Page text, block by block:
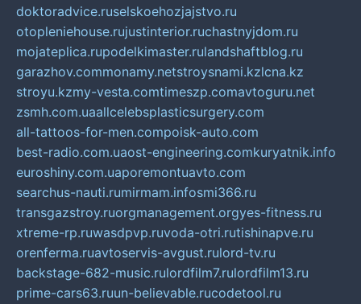
doktoradvice.ruselskoehozjajstvo.ru
otopleniehouse.rujustinterior.ruchastnyjdom.ru
mojateplica.rupodelkimaster.rulandshaftblog.ru
garazhov.commonamy.netstroysnami.kzlcna.kz
stroyu.kzmy-vesta.comtimeszp.comavtoguru.net
zsmh.com.uaallcelebsplasticsurgery.com
all-tattoos-for-men.compoisk-auto.com
best-radio.com.uaost-engineering.comkuryatnik.info
euroshiny.com.uaporemontuavto.com
searchus-nauti.rumirmam.infosmi366.ru
transgazstroy.ruorgmanagement.orgyes-fitness.ru
xtreme-rp.ruwasdpvp.ruvoda-otri.rutishinapve.ru
orenferma.ruavtoservis-avgust.rulord-tv.ru
backstage-682-music.rulordfilm7.rulordfilm13.ru
prime-cars63.ruun-believable.rucodetool.ru